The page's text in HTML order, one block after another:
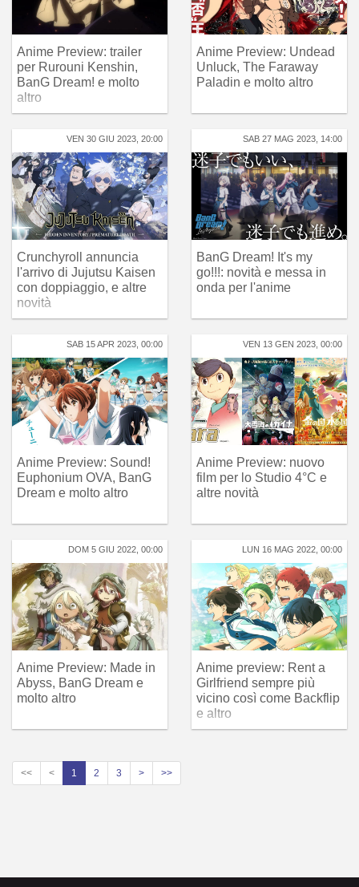
Anime Preview: trailer
per Rurouni Kenshin,
BanG Dream! e molto
altro
Anime Preview: Undead
Unluck, The Faraway
Paladin e molto altro
VEN 30 GIU 2023, 20:00
Crunchyroll annuncia
l'arrivo di Jujutsu Kaisen
con doppiaggio, e altre
novità
SAB 27 MAG 2023, 14:00
BanG Dream! It's my
go!!!: novità e messa in
onda per l'anime
SAB 15 APR 2023, 00:00
Anime Preview: Sound!
Euphonium OVA, BanG
Dream e molto altro
VEN 13 GEN 2023, 00:00
Anime Preview: nuovo
film per lo Studio 4°C e
altre novità
DOM 5 GIU 2022, 00:00
Anime Preview: Made in
Abyss, BanG Dream e
molto altro
LUN 16 MAG 2022, 00:00
Anime preview: Rent a
Girlfriend sempre più
vicino così come Backflip
e altro
<< < 1 2 3 > >>